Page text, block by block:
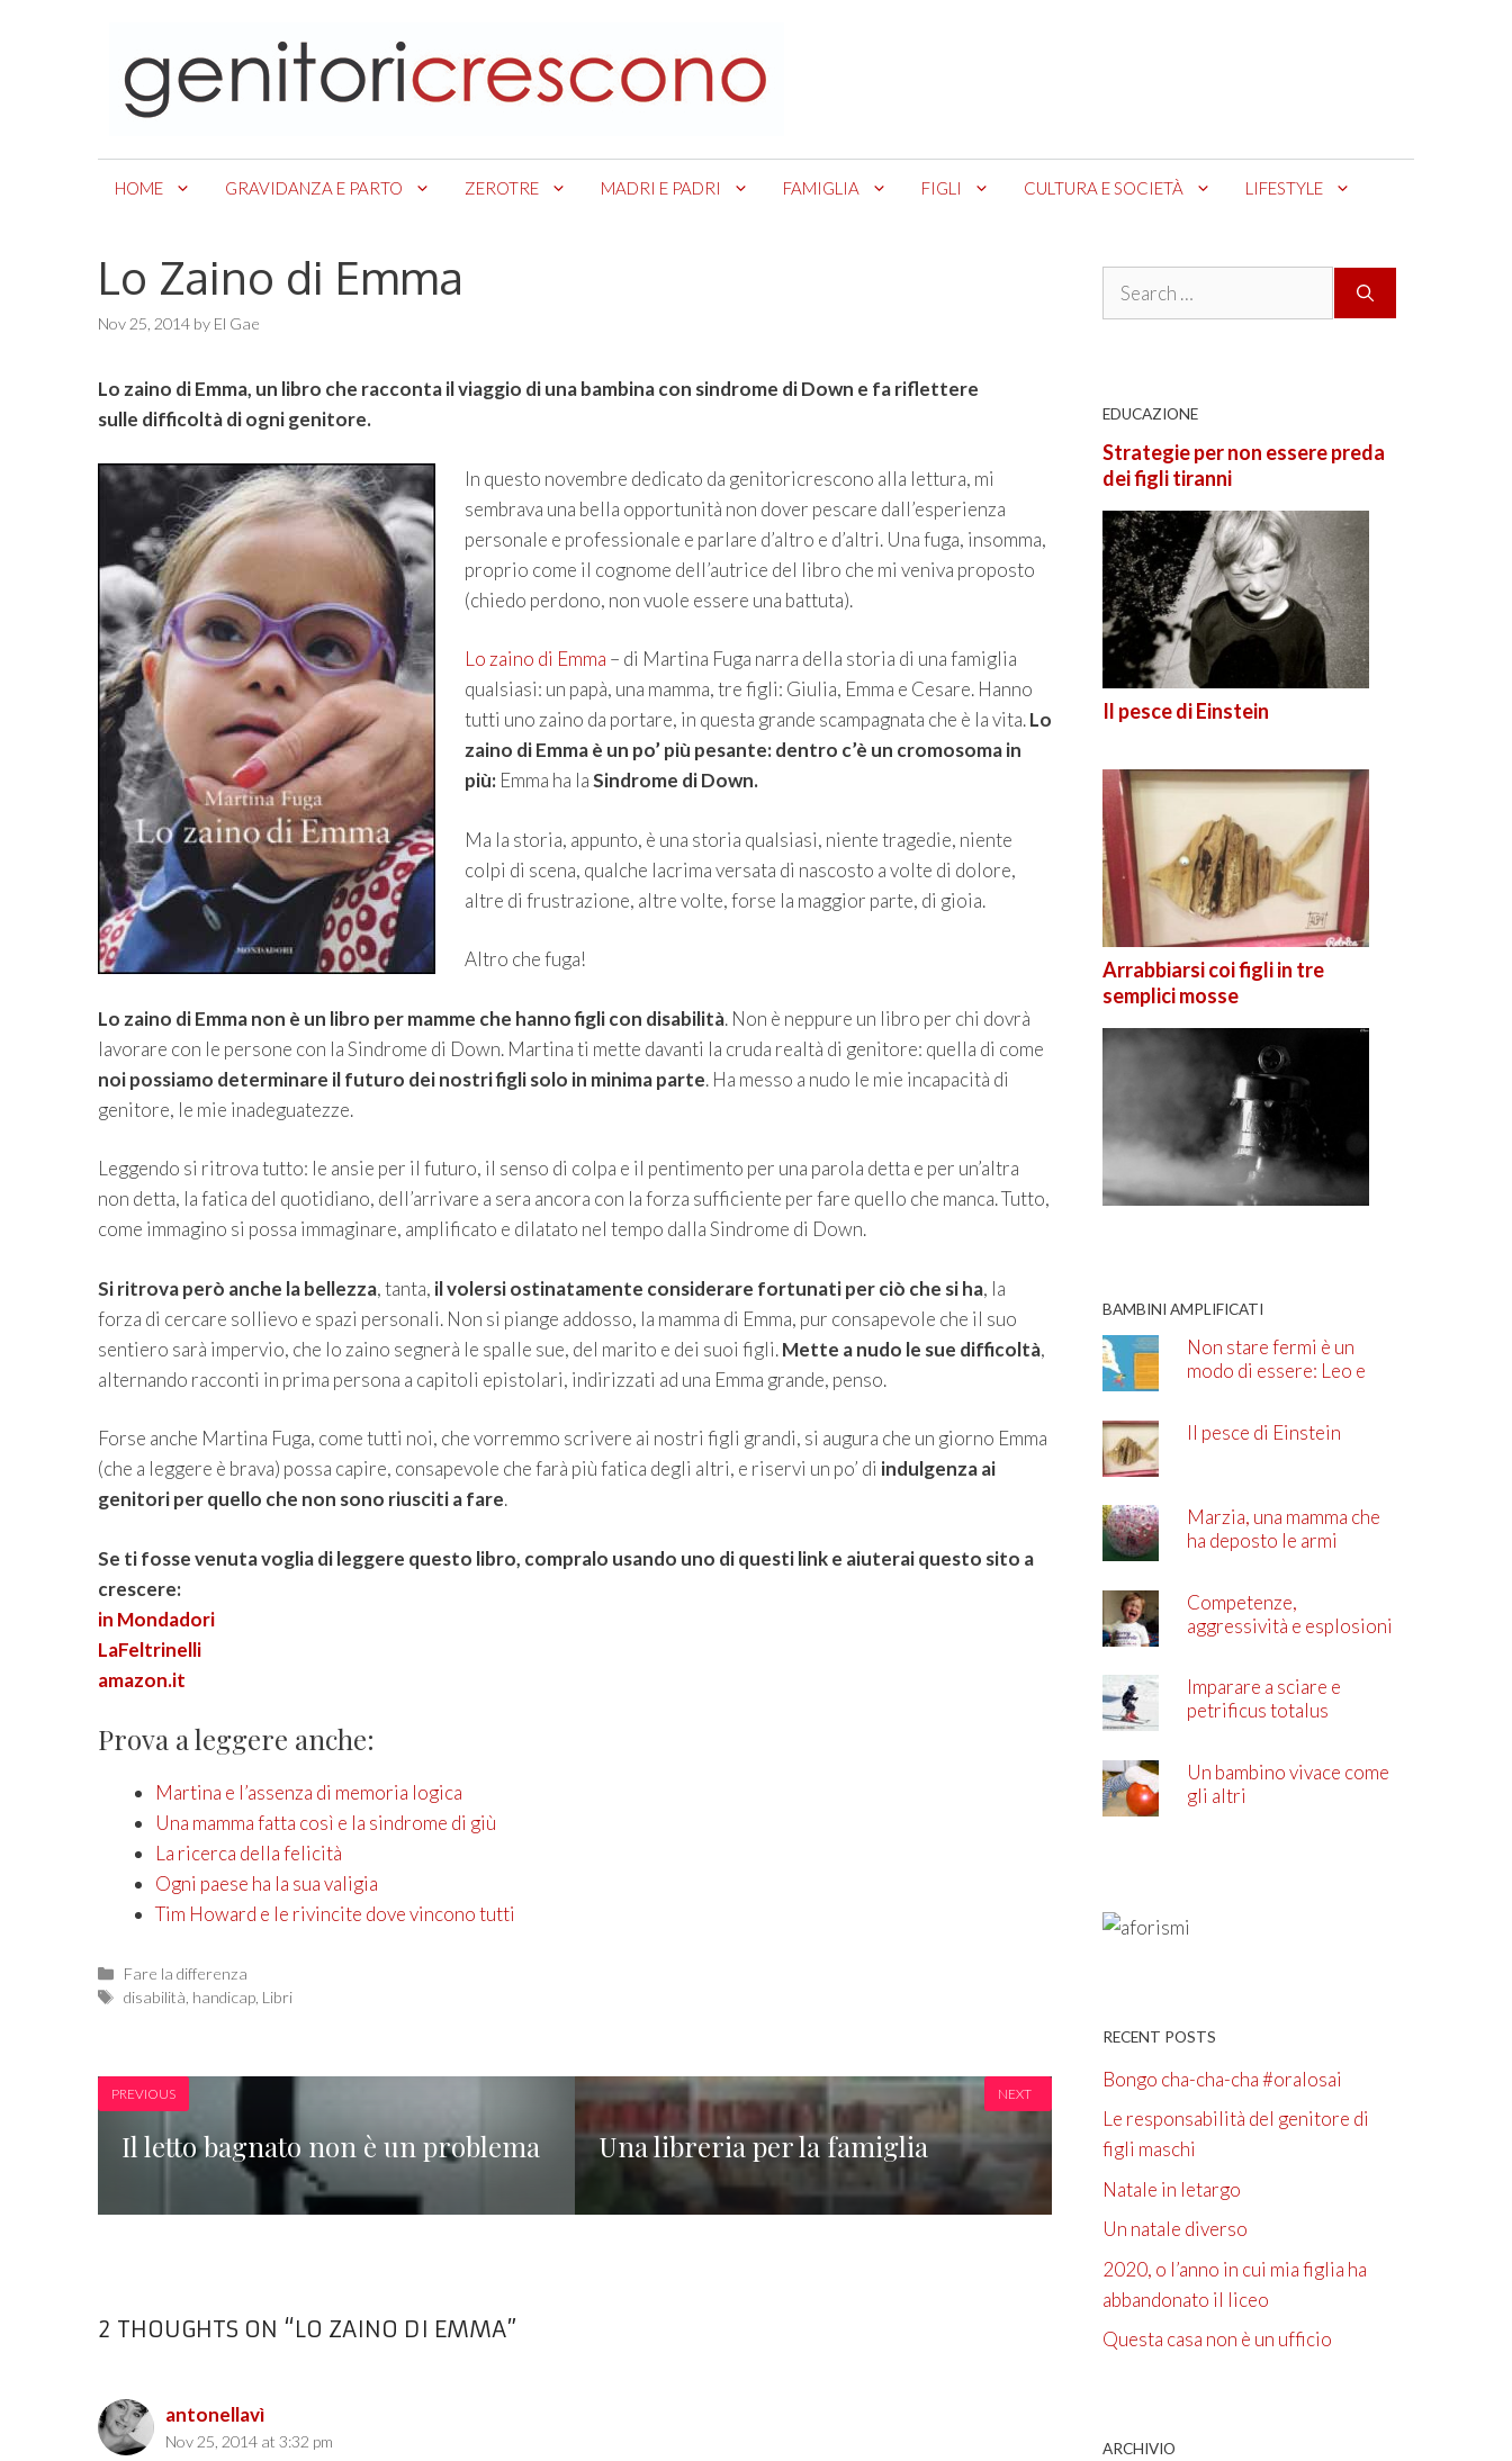
HOME GRAVIDANZA E PARTO ZEROTRE MADRI E PADRI FAMIGLIA FIGLI CULTURA E SOCIETÀ LIFESTYLE
Lo Zaino di Emma
Nov 25, 2014 by El Gae
Lo zaino di Emma, un libro che racconta il viaggio di una bambina con sindrome di Down e fa riflettere
sulle difficoltà di ogni genitore.
In questo novembre dedicato da genitoricrescono alla lettura, mi
sembrava una bella opportunità non dover pescare dall’esperienza
personale e professionale e parlare d’altro e d’altri. Una fuga, insomma,
proprio come il cognome dell’autrice del libro che mi veniva proposto
(chiedo perdono, non vuole essere una battuta).
Lo zaino di Emma – di Martina Fuga narra della storia di una famiglia
qualsiasi: un papà, una mamma, tre figli: Giulia, Emma e Cesare. Hanno
tutti uno zaino da portare, in questa grande scampagnata che è la vita.Lo
zaino di Emma è un po’ più pesante: dentro c’è un cromosoma in
più:Emma ha laSindrome di Down.
Ma la storia, appunto, è una storia qualsiasi, niente tragedie, niente
colpi di scena, qualche lacrima versata di nascosto a volte di dolore,
altre di frustrazione, altre volte, forse la maggior parte, di gioia.
Altro che fuga!
Lo zaino di Emmanon è un libro per mamme che hanno figli con disabilità. Non è neppure un libro per chi dovrà
lavorare con le persone con la Sindrome di Down. Martina ti mette davanti la cruda realtà di genitore: quella di come
noi possiamo determinare il futuro dei nostri figli solo in minima parte. Ha messo a nudo le mie incapacità di
genitore, le mie inadeguatezze.
Leggendo si ritrova tutto: le ansie per il futuro, il senso di colpa e il pentimento per una parola detta e per un’altra
non detta, la fatica del quotidiano, dell’arrivare a sera ancora con la forza sufficiente per fare quello che manca. Tutto,
come immagino si possa immaginare, amplificato e dilatato nel tempo dalla Sindrome di Down.
Si ritrova però anche la bellezza, tanta, il volersi ostinatamente considerare fortunati per ciò che si ha, la
forza di cercare sollievo e spazi personali. Non si piange addosso, la mamma di Emma, pur consapevole che il suo
sentiero sarà impervio, che lo zaino segnerà le spalle sue, del marito e dei suoi figli.Mette a nudo le sue difficoltà,
alternando racconti in prima persona a capitoli epistolari, indirizzati ad una Emma grande, penso.
Forse anche Martina Fuga, come tutti noi, che vorremmo scrivere ai nostri figli grandi, si augura che un giorno Emma
(che a leggere è brava) possa capire, consapevole che farà più fatica degli altri, e riservi un po’ di indulgenza ai
genitori per quello che non sono riusciti a fare.
Se ti fosse venuta voglia di leggere questo libro, compralo usando uno di questi link e aiuterai questo sito a
crescere:
in Mondadori
LaFeltrinelli
amazon.it
Prova a leggere anche:
Martina e l’assenza di memoria logica
Una mamma fatta così e la sindrome di giù
La ricerca della felicità
Ogni paese ha la sua valigia
Tim Howard e le rivincite dove vincono tutti
Categories
Fare la differenza
Tags
disabilità handicap Libri
PREVIOUS
Il letto bagnato non è un problema Una libreria per la famiglia
NEXT
2 THOUGHTS ON “LO ZAINO DI EMMA”
antonellavì
Nov 25, 2014 at 3:32 pm
Search
EDUCAZIONE
Strategie per non essere preda
dei figli tiranni
Il pesce di Einstein
Arrabbiarsi coi figli in tre
semplici mosse
BAMBINI AMPLIFICATI
Non stare fermi è un
modo di essere: Leo e
Il pesce di Einstein
Marzia, una mamma che
ha deposto le armi
Competenze,
aggressività e esplosioni
Imparare a sciare e
petrificus totalus
Un bambino vivace come
gli altri
RECENT POSTS
Bongo cha-cha-cha #oralosai
Le responsabilità del genitore di
figli maschi
Natale in letargo
Un natale diverso
2020, o l’anno in cui mia figlia ha
abbandonato il liceo
Questa casa non è un ufficio
ARCHIVIO